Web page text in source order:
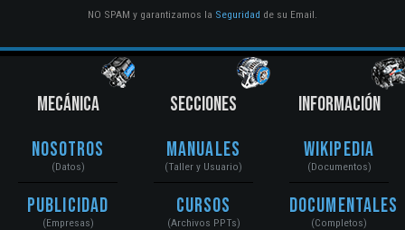
NO SPAM y garantizamos la Seguridad de su Email.
MECÁNICA
Nosotros
(Datos)
Publicidad
(Empresas)
SECCIONES
Manuales
(Taller y Usuario)
Cursos
(Archivos PPTs)
INFORMACIÓN
Wikipedia
(Documentos)
Documentales
(Completos)